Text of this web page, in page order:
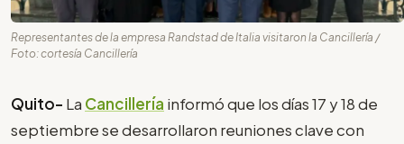
Representantes de la empresa Randstad de Italia visitaron la Cancillería /
Foto: cortesía Cancillería
Quito- La Cancillería informó que los días 17 y 18 de
septiembre se desarrollaron reuniones clave con